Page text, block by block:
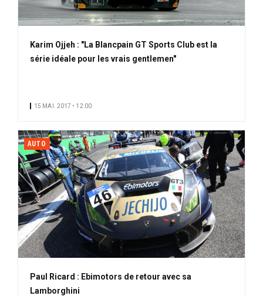
Karim Ojjeh : "La Blancpain GT Sports Club est la
série idéale pour les vrais gentlemen"
15 MAI. 2017 • 12:00
AUTO
Paul Ricard : Ebimotors de retour avec sa
Lamborghini